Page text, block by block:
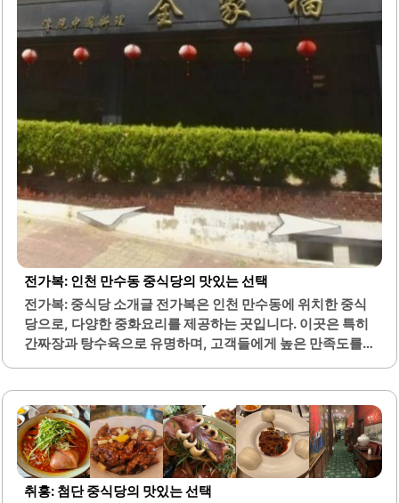
양한 요리를 함께 즐길 수 있는 세트 메뉴도 마련되어 있습니
다. 이곳은 중식당의 기본인 짜장면과 짬뽕을 충실히 지키
며,..
전가복: 인천 만수동 중식당의 맛있는 선택
전가복: 중식당 소개글 전가복은 인천 만수동에 위치한 중식
당으로, 다양한 중화요리를 제공하는 곳입니다. 이곳은 특히
간짜장과 탕수육으로 유명하며, 고객들에게 높은 만족도를
니다.탕수육은 바삭한 식감과 함께 소스가 잘 배어 있어 많은
이들의 사랑을 받고 있습니다. 또한, 짬뽕은 국물이 자극적이
지 않고 깊은 맛을 자랑하여 해장용으로도 적합합니다. 전가
복은 영업시간이 짧지만, 고객들이 기다릴 만큼의 가치가 있
는 맛을 제공합니다.홀 직원들은 친절하게 서비스를 제공하
취홍: 첨단 중식당의 맛있는 선택